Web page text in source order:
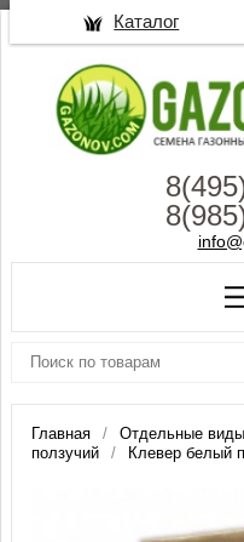
Главная Отдельные
ползучий
Клевер белый
Каталог